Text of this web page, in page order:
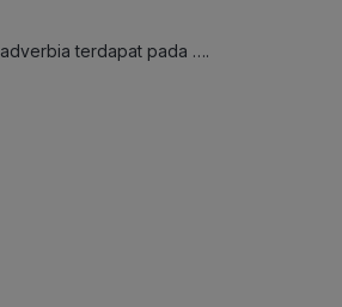
terdapat pada ….